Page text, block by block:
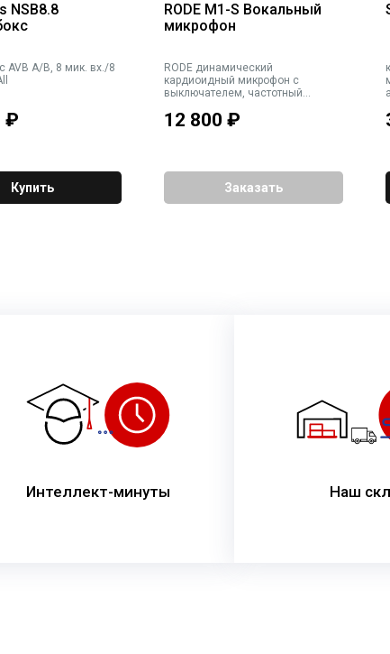
NSB8.8
AVB A/B, 8 мик. вх./8
₽
Купить
RODE M1-S Вокальный
микрофон
RODE динамический
кардиоидный микрофон с
выключателем, частотный
разъём XLR, металлический
корпус, вес 360г
12 800 ₽
Заказать
Интеллект-минуты Наш